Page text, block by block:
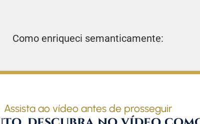
Como enriqueci semanticamente:
Assista ao vídeo antes de prosseguir